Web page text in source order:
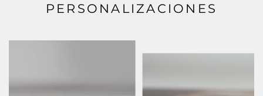
PERSONALIZACIONES